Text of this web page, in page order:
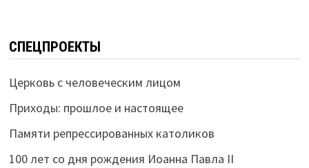
СПЕЦПРОЕКТЫ
Церковь с человеческим лицом
Приходы: прошлое и настоящее
Памяти репрессированных католиков
100 лет со дня рождения Иоанна Павла II